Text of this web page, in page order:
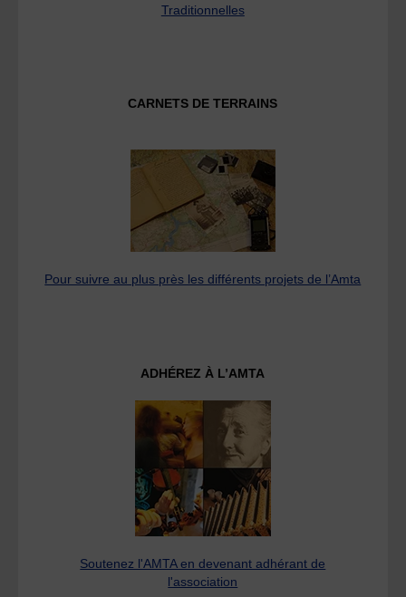
Traditionnelles
CARNETS DE TERRAINS
Pour suivre au plus près les différents projets de l’Amta
ADHÉREZ À L’AMTA
Soutenez l'AMTA en devenant adhérant de
l'association